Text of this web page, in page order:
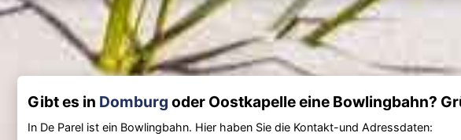
Gibt es in Domburg oder Oostkapelle eine Bowlingbahn?
In De Parel ist ein Bowlingbahn. Hier haben Sie die Kontakt-und Adressdaten: